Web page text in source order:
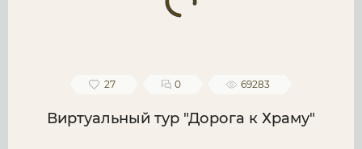
27 0 69283
Виртуальный тур "Дорога к Храму"